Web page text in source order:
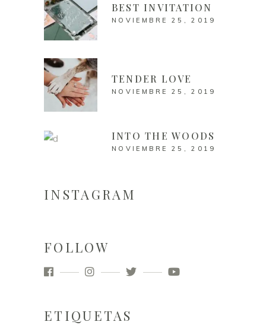
BEST INVITATION
NOVIEMBRE 25, 2019
TENDER LOVE
NOVIEMBRE 25, 2019
INTO THE WOODS
NOVIEMBRE 25, 2019
INSTAGRAM
FOLLOW
ETIQUETAS